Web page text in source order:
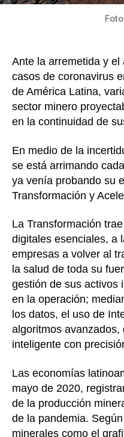
Ante la arremetida y
casos de coronavirus
de América Latina,
sector minero
en la continuidad de
En medio de la
se está arrimando
ya venía probando su
Transformación y
La Transformación
digitales esenciales, a
empresas a volver al
la salud de toda su
gestión de sus activos
en la operación;
los datos, el uso de
algoritmos
inteligente con
Las economías
mayo de 2020,
de la producción
de la pandemia.
minerales como el